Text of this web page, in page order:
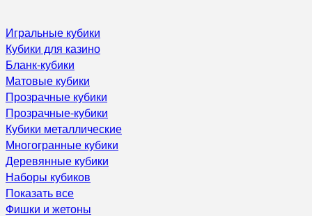
Игральные кубики
Кубики для казино
Бланк-кубики
Матовые кубики
Прозрачные кубики
Прозрачные-кубики
Кубики металлические
Многогранные кубики
Деревянные кубики
Наборы кубиков
Показать все
Фишки и жетоны